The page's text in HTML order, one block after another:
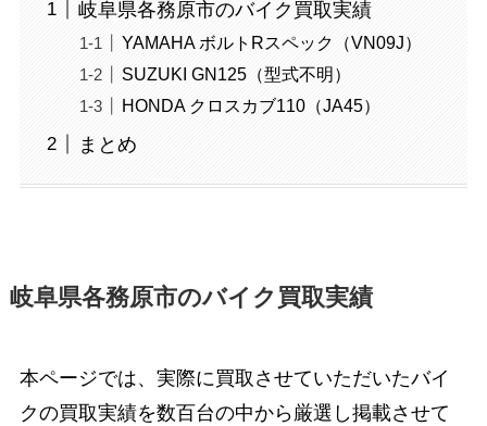
岐阜県各務原市のバイク買取実績
YAMAHA ボルトRスペック（VN09J）
SUZUKI GN125（型式不明）
HONDA クロスカブ110（JA45）
まとめ
岐阜県各務原市のバイク買取実績
本ページでは、実際に買取させていただいたバイ
クの買取実績を数百台の中から厳選し掲載させて